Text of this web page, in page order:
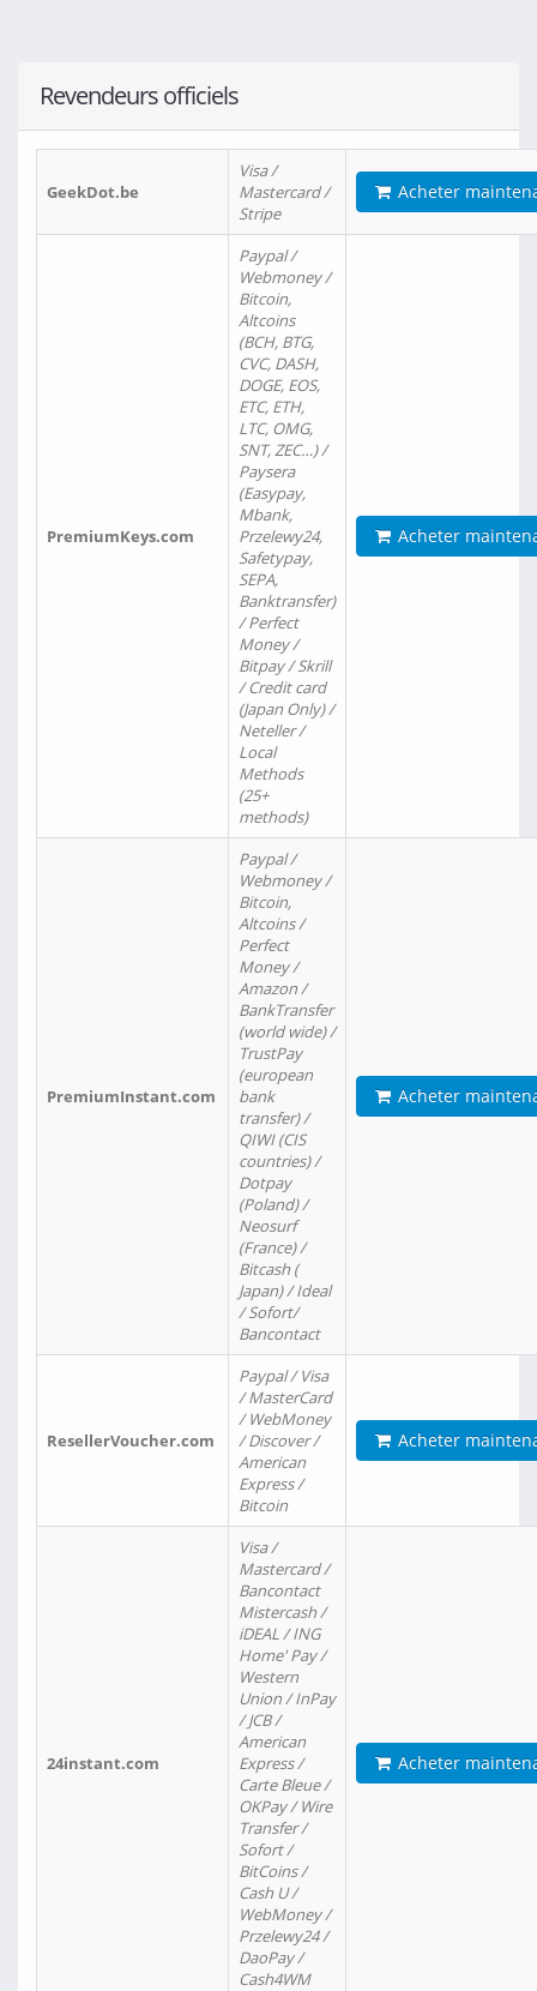
Revendeurs officiels
GeekDot.be
Visa /
Mastercard /
Stripe
Acheter
PremiumKeys.com
Paypal /
Webmoney /
Bitcoin,
Altcoins
(BCH, BTG,
CVC, DASH,
DOGE, EOS,
ETC, ETH,
LTC, OMG,
SNT, ZEC…) /
Paysera
(Easypay,
Mbank,
Przelewy24,
Safetypay,
SEPA,
Banktransfer)
/ Perfect
Money /
Bitpay / Skrill
/ Credit card
(Japan Only) /
Neteller /
Local
Methods
(25+
methods)
Acheter
PremiumInstant.com
Paypal /
Webmoney /
Bitcoin,
Altcoins /
Perfect
Money /
Amazon /
BankTransfer
(world wide) /
TrustPay
(european
bank
transfer) /
QIWI (CIS
countries) /
Dotpay
(Poland) /
Neosurf
(France) /
Bitcash (
Japan) / Ideal
/ Sofort/
Bancontact
Acheter
ResellerVoucher.com
Paypal / Visa
/ MasterCard
/ WebMoney
/ Discover /
American
Express /
Bitcoin
Acheter
24instant.com
Visa /
Mastercard /
Bancontact
Mistercash /
iDEAL / ING
Home' Pay /
Western
Union / InPay
/ JCB /
American
Express /
Carte Bleue /
OKPay / Wire
Transfer /
Sofort /
BitCoins /
Cash U /
WebMoney /
Przelewy24 /
DaoPay /
Cash4WM
Acheter